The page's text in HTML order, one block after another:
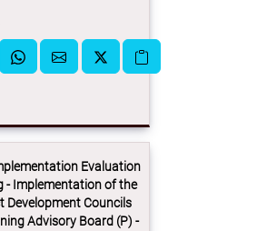
Evaluation
- Implementation of the
Development Councils
Advisory Board (P) -